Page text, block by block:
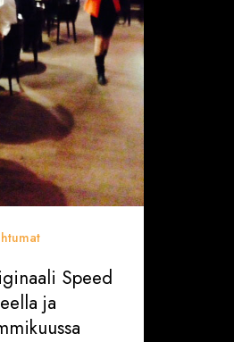
Speed
ja